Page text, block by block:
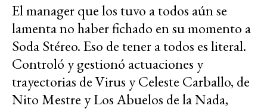
El manager que los tuvo a todos aún se
lamenta no haber fichado en su momento a
Soda Stéreo. Eso de tener a todos es literal.
Controló y gestionó actuaciones y
trayectorias de Virus y Celeste Carballo, de
Nito Mestre y Los Abuelos de la Nada,